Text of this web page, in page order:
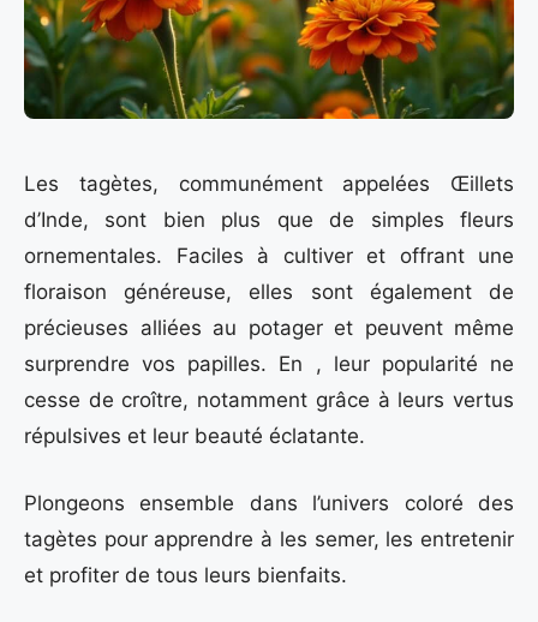
Les tagètes, communément appelées Œillets
d’Inde, sont bien plus que de simples fleurs
ornementales. Faciles à cultiver et offrant une
floraison généreuse, elles sont également de
précieuses alliées au potager et peuvent même
surprendre vos papilles. En , leur popularité ne
cesse de croître, notamment grâce à leurs vertus
répulsives et leur beauté éclatante.
Plongeons ensemble dans l’univers coloré des
tagètes pour apprendre à les semer, les entretenir
et profiter de tous leurs bienfaits.